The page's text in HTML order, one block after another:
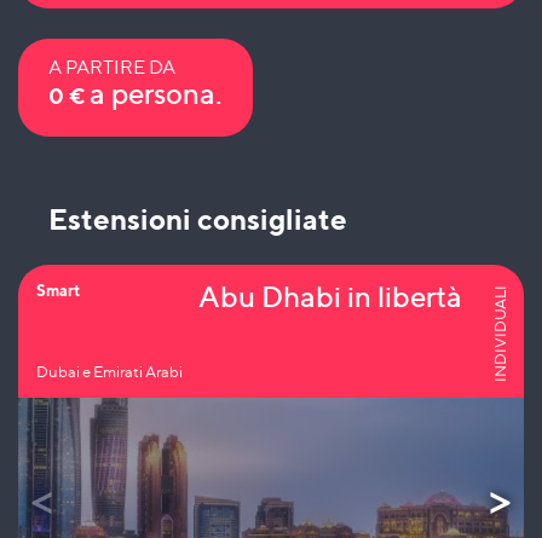
A PARTIRE DA
0 € a persona.
Estensioni consigliate
Smart
Dubai e Emirati Arabi
Abu Dhabi in libertà INDIVIDUALI